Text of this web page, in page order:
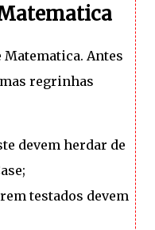
Matematica. Antes
regrinhas
devem herdar de
testados devem